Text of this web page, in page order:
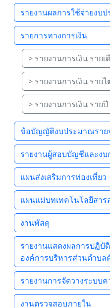
รายงานผลการใช้จ่ายงบ
รายการทางการเงิน
> รายงานการเงิน รายเ
> รายงานการเงิน ราย
> รายงานการเงิน รายปี
ข้อบัญญัติงบประมาณราย
รายงานผูู้สอบบัญชีและงบ
แผนส่งเสริมการท่องเที่ยว
แผนแม่บทเทคโนโลยีสาร
งานพัสดุ
รายงานแสดงผลการปฏิบั
องค์การบริหารส่วนตำบล
รายงานการจัดวางระบบ
งานตรวจสอบภายใน